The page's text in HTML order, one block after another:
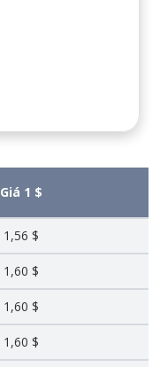
Giá 1 $
1,56 $
1,60 $
1,60 $
1,60 $